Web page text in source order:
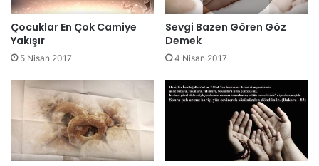
i
i
r
i
Çocuklar En Çok Camiye
Yakışır
5 Nisan 2017
Sevgi Bazen Gören Göz
Demek
4 Nisan 2017